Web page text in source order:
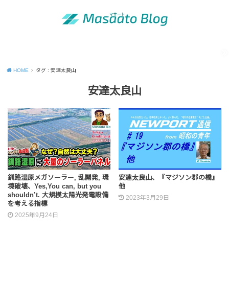
HOME タグ : 安達太良山
安達太良山
釧路湿原メガソーラー, 乱開発, 環
境破壊、Yes,You can, but you
shouldn’t. 大規模太陽光発電設備
を考える指標
2025年9月24日
安達太良山、『マジソン郡の橋』
他
2023年3月29日